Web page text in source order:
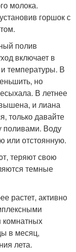
молока.
горшок с
полив
включает в
температуры. В
но
В летнее
и лиана
только давайте
поливами. Воду
или отстоянную.
теряют свою
темные
растет, активно
комнатных
в месяц,
лета.